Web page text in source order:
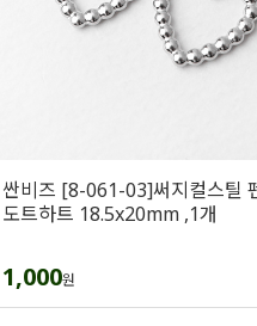
싼비즈 [8-061-03]써지컬스틸
도트하트 18.5x20mm ,1개
1,000원